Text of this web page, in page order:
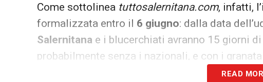
Come sottolinea tuttosalernitana.com, infatti,
formalizzata entro il 6 giugno: dalla data
Salernitana e i blucerchiati avranno 15 giorni
probabilmente senza i nazionali, e con i
per lo scontro salvezza. Senza dimentica che
READ